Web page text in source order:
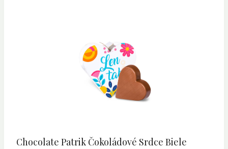
Chocolate Patrik Čokoládové Srdce Biele